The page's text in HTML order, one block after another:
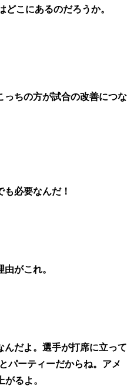
こにあるのだろうか。
っちの方が試合の改善につな
必要なんだ！
がこれ。
んだよ。選手が打席に立って
パーティーだからね。アメ
るよ。